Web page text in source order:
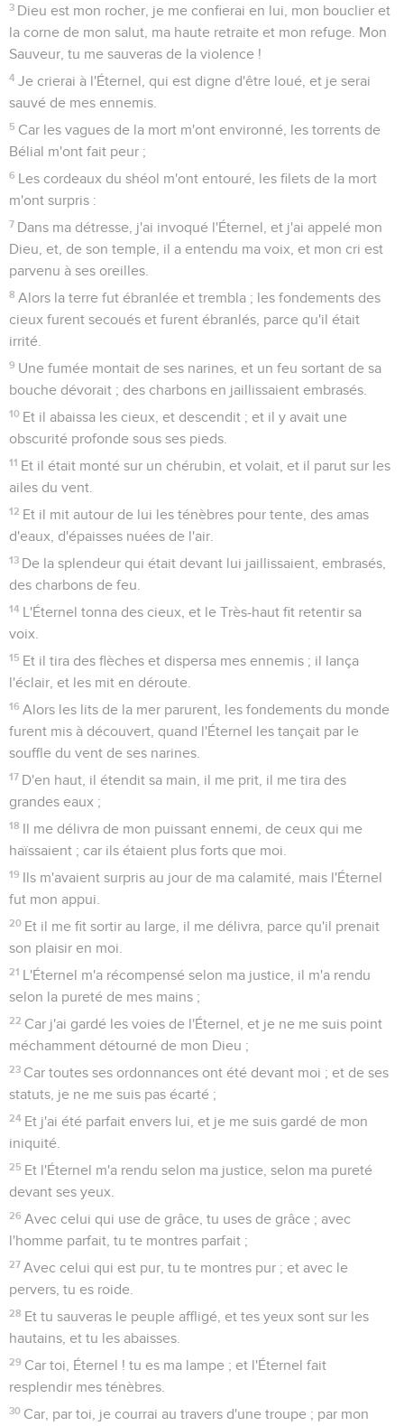
3 Dieu est mon rocher, je me confierai en lui, mon bouclier et
la corne de mon salut, ma haute retraite et mon refuge. Mon
Sauveur, tu me sauveras de la violence !
4 Je crierai à l'Éternel, qui est digne d'être loué, et je serai
sauvé de mes ennemis.
5 Car les vagues de la mort m'ont environné, les torrents de
Bélial m'ont fait peur ;
6 Les cordeaux du shéol m'ont entouré, les filets de la mort
m'ont surpris :
7 Dans ma détresse, j'ai invoqué l'Éternel, et j'ai appelé mon
Dieu, et, de son temple, il a entendu ma voix, et mon cri est
parvenu à ses oreilles.
8 Alors la terre fut ébranlée et trembla ; les fondements des
cieux furent secoués et furent ébranlés, parce qu'il était
irrité.
9 Une fumée montait de ses narines, et un feu sortant de sa
bouche dévorait ; des charbons en jaillissaient embrasés.
10 Et il abaissa les cieux, et descendit ; et il y avait une
obscurité profonde sous ses pieds.
11 Et il était monté sur un chérubin, et volait, et il parut sur les
ailes du vent.
12 Et il mit autour de lui les ténèbres pour tente, des amas
d'eaux, d'épaisses nuées de l'air.
13 De la splendeur qui était devant lui jaillissaient, embrasés,
des charbons de feu.
14 L'Éternel tonna des cieux, et le Très-haut fit retentir sa
voix.
15 Et il tira des flèches et dispersa mes ennemis ; il lança
l'éclair, et les mit en déroute.
16 Alors les lits de la mer parurent, les fondements du monde
furent mis à découvert, quand l'Éternel les tançait par le
souffle du vent de ses narines.
17 D'en haut, il étendit sa main, il me prit, il me tira des
grandes eaux ;
18 Il me délivra de mon puissant ennemi, de ceux qui me
haïssaient ; car ils étaient plus forts que moi.
19 Ils m'avaient surpris au jour de ma calamité, mais l'Éternel
fut mon appui.
20 Et il me fit sortir au large, il me délivra, parce qu'il prenait
son plaisir en moi.
21 L'Éternel m'a récompensé selon ma justice, il m'a rendu
selon la pureté de mes mains ;
22 Car j'ai gardé les voies de l'Éternel, et je ne me suis point
méchamment détourné de mon Dieu ;
23 Car toutes ses ordonnances ont été devant moi ; et de ses
statuts, je ne me suis pas écarté ;
24 Et j'ai été parfait envers lui, et je me suis gardé de mon
iniquité.
25 Et l'Éternel m'a rendu selon ma justice, selon ma pureté
devant ses yeux.
26 Avec celui qui use de grâce, tu uses de grâce ; avec
l'homme parfait, tu te montres parfait ;
27 Avec celui qui est pur, tu te montres pur ; et avec le
pervers, tu es roide.
28 Et tu sauveras le peuple affligé, et tes yeux sont sur les
hautains, et tu les abaisses.
29 Car toi, Éternel ! tu es ma lampe ; et l'Éternel fait
resplendir mes ténèbres.
30 Car, par toi, je courrai au travers d'une troupe ; par mon